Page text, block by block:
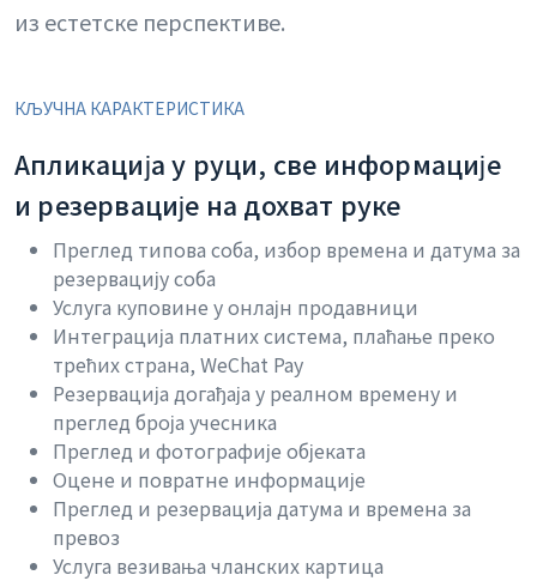
из естетске перспективе.
КЉУЧНА КАРАКТЕРИСТИКА
Апликација у руци, све информације
и резервације на дохват руке
Преглед типова соба, избор времена и датума за
резервацију соба
Услуга куповине у онлајн продавници
Интеграција платних система, плаћање преко
трећих страна, WeChat Pay
Резервација догађаја у реалном времену и
преглед броја учесника
Преглед и фотографије објеката
Оцене и повратне информације
Преглед и резервација датума и времена за
превоз
Услуга везивања чланских картица